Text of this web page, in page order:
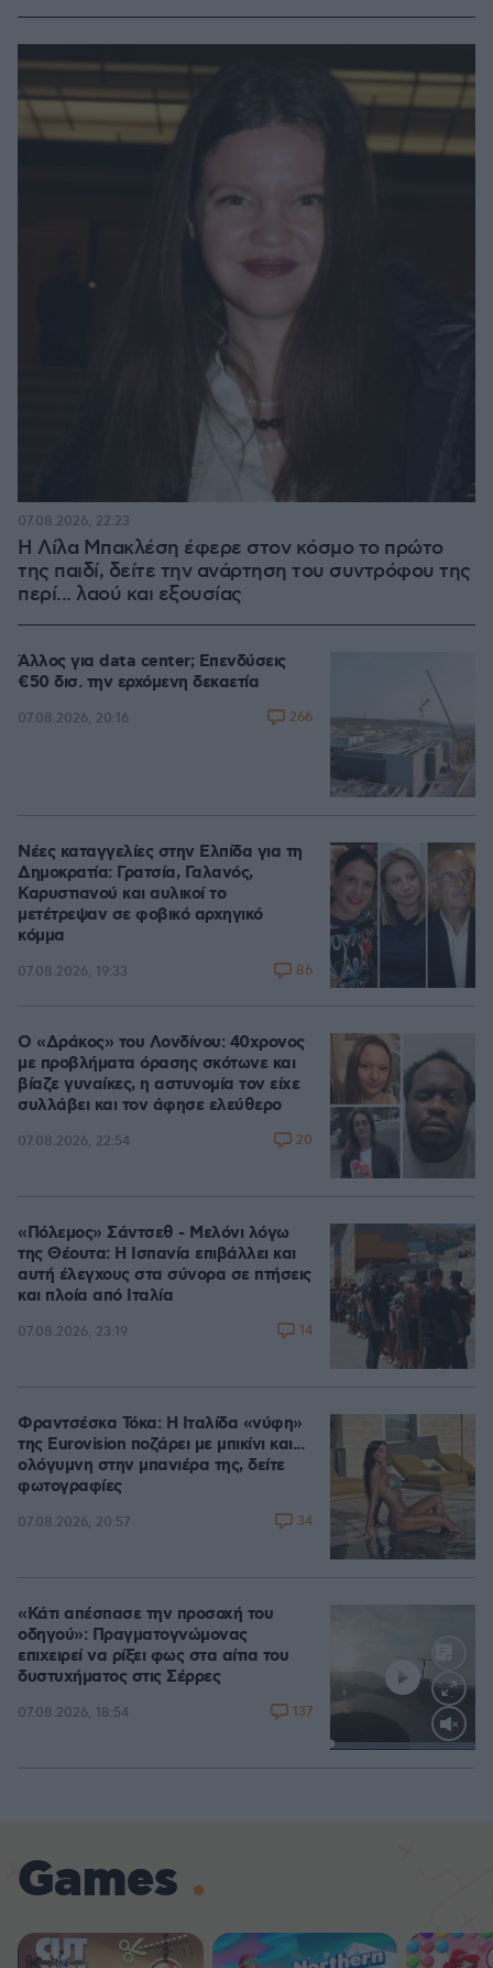
Η Λίλα Μπακλέση έφερε στον κόσμο το πρώτο
της παιδί, δείτε την ανάρτηση του συντρόφου της
περί... λαού και εξουσίας
07.08.2026, 22:23
Άλλος για data center; Επενδύσεις
€50 δισ. την ερχόμενη δεκαετία
07.08.2026, 20:16 266
Νέες καταγγελίες στην Ελπίδα για τη
Δημοκρατία: Γρατσία, Γαλανός,
Καρυστιανού και αυλικοί το
μετέτρεψαν σε φοβικό αρχηγικό
κόμμα
07.08.2026, 19:33 86
Ο «Δράκος» του Λονδίνου: 40χρονος
με προβλήματα όρασης σκότωνε και
βίαζε γυναίκες, η αστυνομία τον είχε
συλλάβει και τον άφησε ελεύθερο
07.08.2026, 22:54 20
«Πόλεμος» Σάντσεθ - Μελόνι λόγω
της Θέουτα: Η Ισπανία επιβάλλει και
αυτή έλεγχους στα σύνορα σε πτήσεις
και πλοία από Ιταλία
07.08.2026, 23:19 14
Φραντσέσκα Τόκα: Η Ιταλίδα «νύφη»
της Eurovision ποζάρει με μπικίνι και...
ολόγυμνη στην μπανιέρα της, δείτε
φωτογραφίες
07.08.2026, 20:57 34
Loaded:
«Κάτι απέσπασε την προσοχή του
οδηγού»: Πραγματογνώμονας
επιχειρεί να ρίξει φως στα αίτια του
δυστυχήματος στις Σέρρες
07.08.2026, 18:54 137
Games